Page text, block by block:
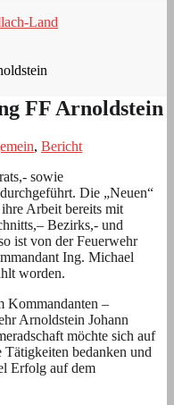
Land
FF Arnoldstein
, Bericht
sowie
Die „Neuen“
Arbeit bereits mit
Bezirks,- und
ist von der Feuerwehr
Ing. Michael
worden.
Kommandanten –
Arnoldstein Johann
möchte sich auf
Tätigkeiten bedanken und
Erfolg auf dem